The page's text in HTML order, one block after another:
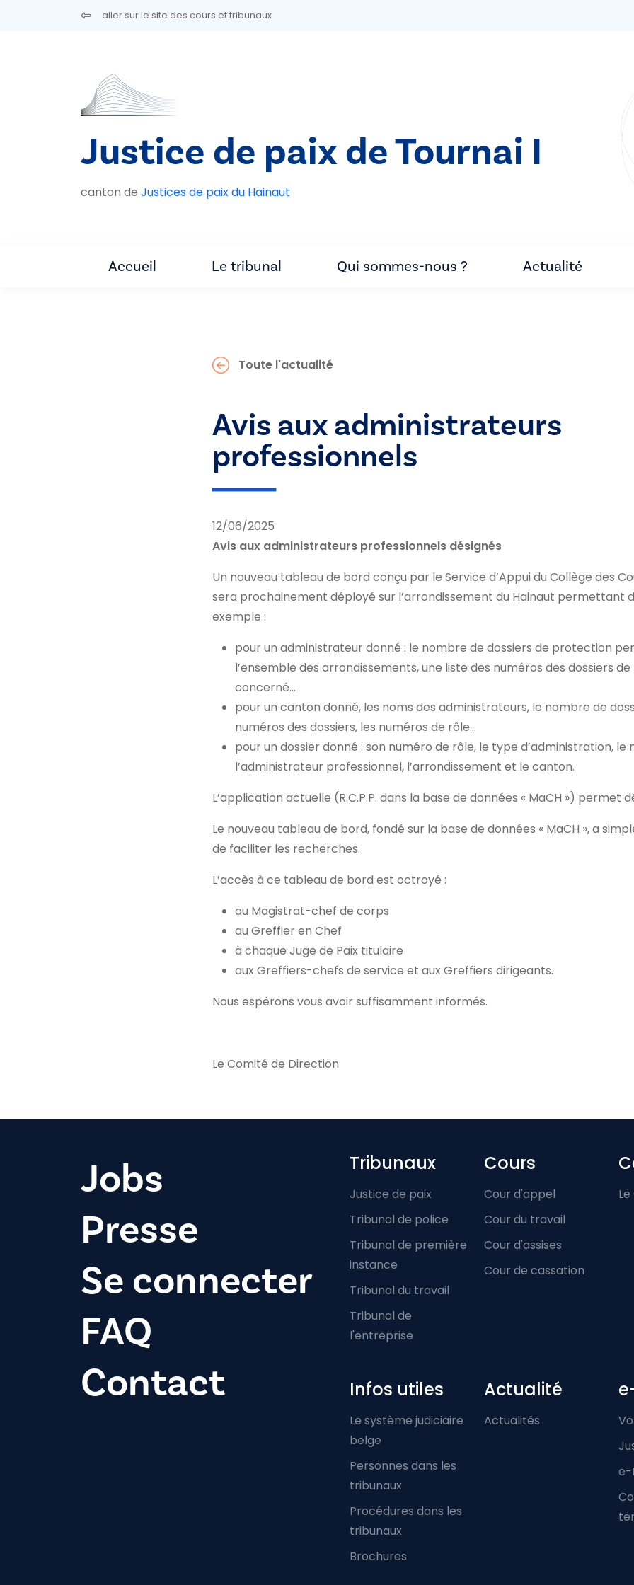
Aller au contenu principalaller sur le site des cours et tribunaux
Justice de paix de Tournai I
canton de Justices de paix du Hainaut
Accueil Le tribunal Qui sommes-nous ? Actualité
Toute l'actualité
Avis aux administrateurs
professionnels
12/06/2025
Avis aux administrateurs professionnels désignés
Un nouveau tableau de bord conçu par le Service d’Appui du Collège des
sera prochainement déployé sur l’arrondissement du Hainaut permettant
exemple :
pour un administrateur donné : le nombre de dossiers de protection
l’ensemble des arrondissements, une liste des numéros des dossiers
concerné…
pour un canton donné, les noms des administrateurs, le nombre de
numéros des dossiers, les numéros de rôle…
pour un dossier donné : son numéro de rôle, le type d’administration, le
l’administrateur professionnel, l’arrondissement et le canton.
L’application actuelle (R.C.P.P. dans la base de données « MaCH »)
Le nouveau tableau de bord, fondé sur la base de données « MaCH », a
de faciliter les recherches.
L’accès à ce tableau de bord est octroyé :
au Magistrat-chef de corps
au Greffier en Chef
à chaque Juge de Paix titulaire
aux Greffiers-chefs de service et aux Greffiers dirigeants.
Nous espérons vous avoir suffisamment informés.
Le Comité de Direction
Jobs
Presse
Se connecter
FAQ
Contact
Footer-menu
Tribunaux
Justice de paix
Tribunal de police
Tribunal de première
instance
Tribunal du travail
Tribunal de
l'entreprise
Cours
Cour d'appel
Cour du travail
Cour d'assises
Cour de cassation
Infos utiles
Le système judiciaire
belge
Personnes dans les
tribunaux
Procédures dans les
tribunaux
Brochures
Actualité
Actualités
e-